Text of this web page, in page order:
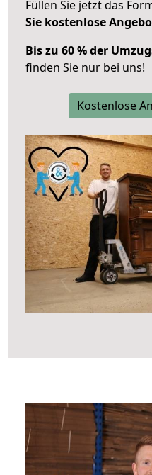
Füllen Sie jetzt das
Sie kostenlose
Bis zu 60 % der
finden Sie nur bei uns!
Kostenlose